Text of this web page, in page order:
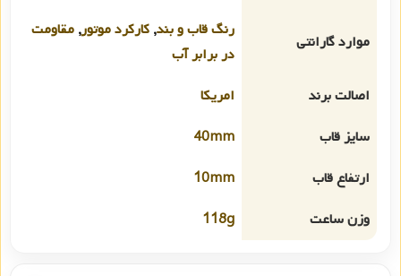
موارد گارانتی
رنگ قاب و بند, کارکرد موتور, مقاومت
در برابر آب
اصالت برند
امریکا
سایز قاب
40mm
ارتفاع قاب
10mm
وزن ساعت
118g